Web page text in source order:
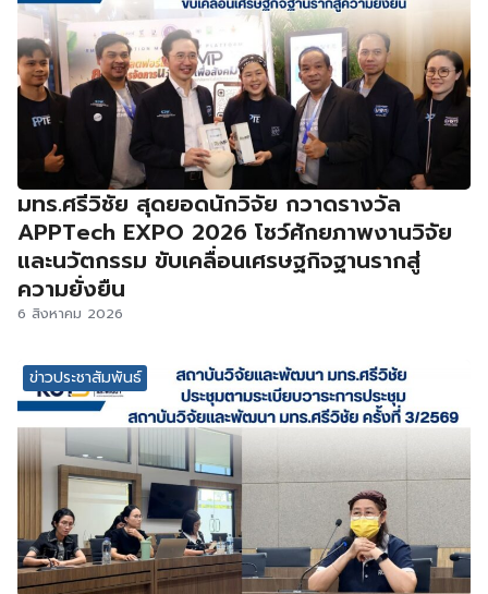
มทร.ศรีวิชัย สุดยอดนักวิจัย กวาดรางวัล
APPTech EXPO 2026 โชว์ศักยภาพงานวิจัย
และนวัตกรรม ขับเคลื่อนเศรษฐกิจฐานรากสู่
ความยั่งยืน
6 สิงหาคม 2026
ข่าวประชาสัมพันธ์